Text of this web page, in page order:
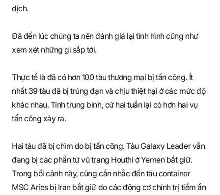
dịch.
Đã đến lúc chúng ta nên đánh giá lại tình hình cũng như
xem xét những gì sắp tới.
Thực tế là đã có hơn 100 tàu thương mại bị tấn công. Ít
nhất 39 tàu đã bị trúng đạn và chịu thiệt hại ở các mức độ
khác nhau. Tính trung bình, cứ hai tuần lại có hơn hai vụ
tấn công xảy ra.
Hai tàu đã bị chìm do bị tấn công. Tàu Galaxy Leader vẫn
đang bị các phần tử vũ trang Houthi ở Yemen bắt giữ.
Trong bối cảnh này, cũng cần nhắc đến tàu container
MSC Aries bị Iran bắt giữ do các động cơ chính trị tiềm ẩn